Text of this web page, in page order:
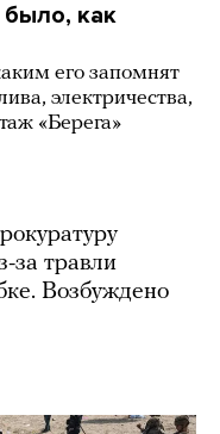
было, как
его запомнят
электричества,
«Берега»
за травли
Возбуждено